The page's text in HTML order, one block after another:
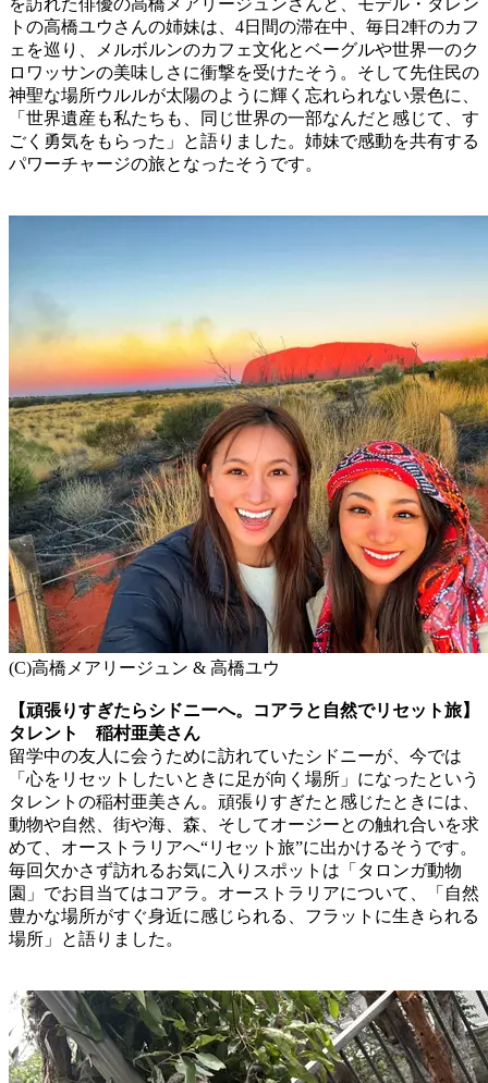
トの高橋ユウさんの姉妹は、4日間の滞在中、毎日2軒のカフ
ェを巡り、メルボルンのカフェ文化とベーグルや世界一のク
ロワッサンの美味しさに衝撃を受けたそう。そして先住民の
神聖な場所ウルルが太陽のように輝く忘れられない景色に、
「世界遺産も私たちも、同じ世界の一部なんだと感じて、す
ごく勇気をもらった」と語りました。姉妹で感動を共有する
パワーチャージの旅となったそうです。
(C)高橋メアリージュン & 高橋ユウ
【頑張りすぎたらシドニーへ。コアラと自然でリセット旅】
タレント 稲村亜美さん
留学中の友人に会うために訪れていたシドニーが、今では
「心をリセットしたいときに足が向く場所」になったという
タレントの稲村亜美さん。頑張りすぎたと感じたときには、
動物や自然、街や海、森、そしてオージーとの触れ合いを求
めて、オーストラリアへ“リセット旅”に出かけるそうです。
毎回欠かさず訪れるお気に入りスポットは「タロンガ動物
園」でお目当てはコアラ。オーストラリアについて、「自然
豊かな場所がすぐ身近に感じられる、フラットに生きられる
場所」と語りました。